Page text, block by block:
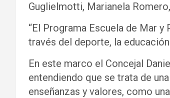
Guglielmotti, Marianela
“El Programa Escuela de Mar
través del deporte, la
En este marco el Concejal
entendiendo que se trata de
enseñanzas y valores, como